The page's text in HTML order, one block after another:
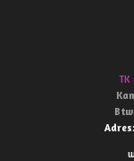
TK
Btw
Adres